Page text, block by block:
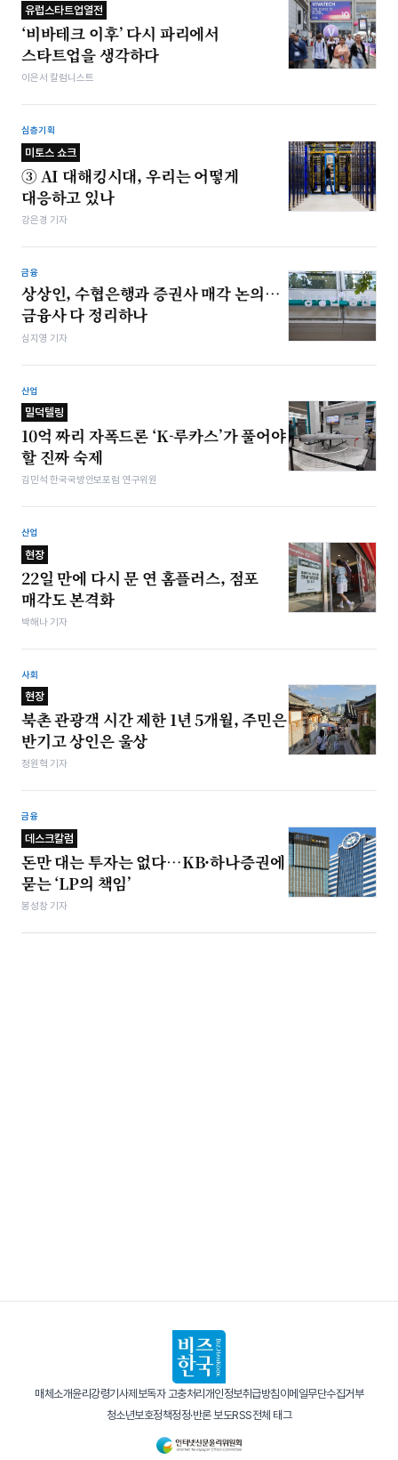
유럽스타트업열전
‘비바테크 이후’ 다시 파리에서
스타트업을 생각하다
이은서 칼럼니스트
심층기획
미토스 쇼크
③ AI 대해킹시대, 우리는 어떻게
대응하고 있나
강은경 기자
금융
상상인, 수협은행과 증권사 매각 논의…
금융사 다 정리하나
심지영 기자
산업
밀덕텔링
10억 짜리 자폭드론 ‘K-루카스’가 풀어야
할 진짜 숙제
김민석 한국국방안보포럼 연구위원
산업
현장
22일 만에 다시 문 연 홈플러스, 점포
매각도 본격화
박해나 기자
사회
현장
북촌 관광객 시간 제한 1년 5개월, 주민은
반기고 상인은 울상
정원혁 기자
금융
데스크칼럼
돈만 대는 투자는 없다…KB·하나증권에
묻는 ‘LP의 책임’
봉성창 기자
매체소개윤리강령기사제보독자 고충처리 개인정보취급방침이메일무단수집거부
청소년보호정책정정·반론 보도RSS전체 태그